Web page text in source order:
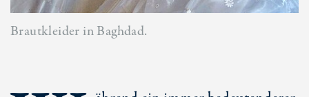
Brautkleider in Baghdad.